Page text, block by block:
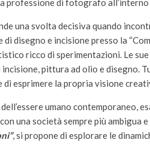
professione di fotografo all’interno
una svolta decisiva quando
disegno e incisione presso la
ricco di sperimentazioni. Le
pittura ad olio e disegno.
esprimere la propria visione
umano contemporaneo,
una società sempre più
, si propone di esplorare le